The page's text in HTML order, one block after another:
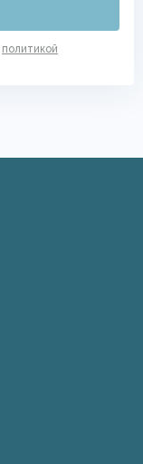
политикой